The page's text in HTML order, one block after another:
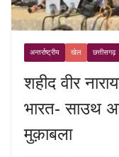
अन्तर्राष्ट्रीय खेल छत्तीसगढ़
शहीद वीर
भारत- साउथ
मुक़ाबला